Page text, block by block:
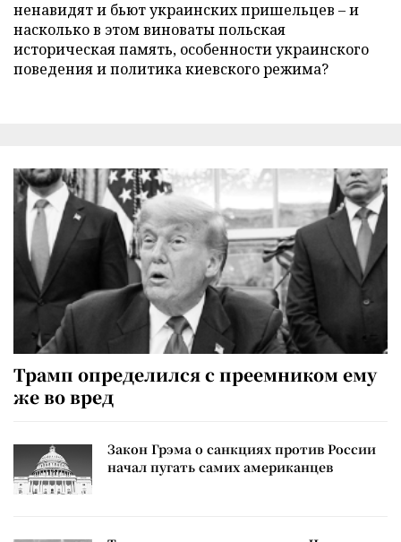
ненавидят и бьют украинских пришельцев – и
насколько в этом виноваты польская
историческая память, особенности украинского
поведения и политика киевского режима?
Трамп определился с преемником ему
же во вред
Закон Грэма о санкциях против России
начал пугать самих американцев